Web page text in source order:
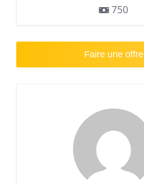
750
Faire une offre